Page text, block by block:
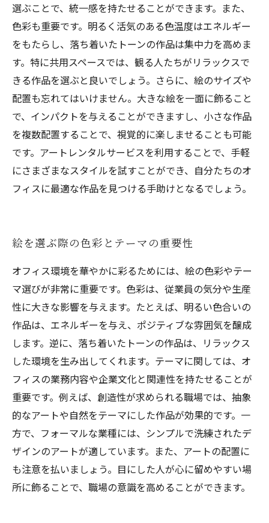
選ぶことで、統一感を持たせることができます。また、
色彩も重要です。明るく活気のある色温度はエネルギー
をもたらし、落ち着いたトーンの作品は集中力を高めま
す。特に共用スペースでは、観る人たちがリラックスで
きる作品を選ぶと良いでしょう。さらに、絵のサイズや
配置も忘れてはいけません。大きな絵を一面に飾ること
で、インパクトを与えることができますし、小さな作品
を複数配置することで、視覚的に楽しませることも可能
です。アートレンタルサービスを利用することで、手軽
にさまざまなスタイルを試すことができ、自分たちのオ
フィスに最適な作品を見つける手助けとなるでしょう。
絵を選ぶ際の色彩とテーマの重要性
オフィス環境を華やかに彩るためには、絵の色彩やテー
マ選びが非常に重要です。色彩は、従業員の気分や生産
性に大きな影響を与えます。たとえば、明るい色合いの
作品は、エネルギーを与え、ポジティブな雰囲気を醸成
します。逆に、落ち着いたトーンの作品は、リラックス
した環境を生み出してくれます。テーマに関しては、オ
フィスの業務内容や企業文化と関連性を持たせることが
重要です。例えば、創造性が求められる職場では、抽象
的なアートや自然をテーマにした作品が効果的です。一
方で、フォーマルな業種には、シンプルで洗練されたデ
ザインのアートが適しています。また、アートの配置に
も注意を払いましょう。目にした人が心に留めやすい場
所に飾ることで、職場の意識を高めることができます。